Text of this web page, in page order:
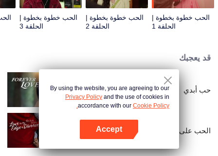
الحب خطوة بخطوة |
الحلقة 1
الحب خطوة بخطوة |
الحلقة 2
الحب خطوة بخطوة |
الحلقة 3
قد يعجبك
حب أبدي
الحب على حافة الطلاق
By using the website, you are agreeing to our
Privacy Policy and the use of cookies in
accordance with our Cookie Policy.
Accept